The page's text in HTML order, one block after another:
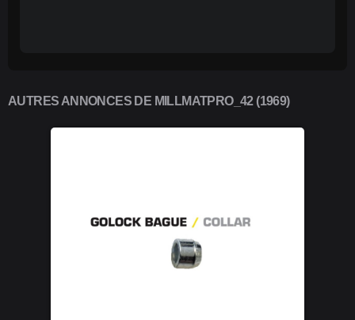
AUTRES ANNONCES DE MILLMATPRO_42 (1969)